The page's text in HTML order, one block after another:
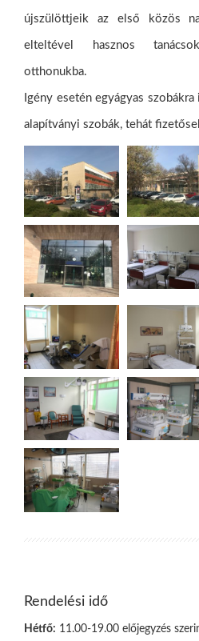
újszülöttjeik az első közös
elteltével hasznos
otthonukba.
Igény esetén egyágyas
alapítványi szobák, tehát
Rendelési idő
Hétfő: 11.00-19.00 előjegyzés